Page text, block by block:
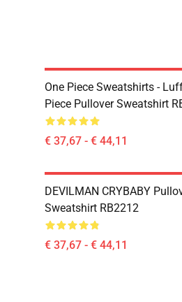
One Piece Sweatshirts -
Piece Pullover Sweatshirt
€ 37,67 - € 44,11
DEVILMAN CRYBABY
Sweatshirt RB2212
€ 37,67 - € 44,11